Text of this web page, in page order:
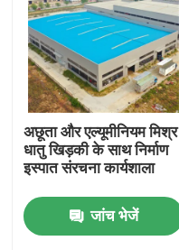
उत्पादों
वीडियो
हमारे बारे में
गुणवत्ता नियंत्रण
अछूता और एल्यूमीनियम मिश्र
धातु खिड़की के साथ निर्माण
इस्पात संरचना कार्यशाला
जांच भेजें